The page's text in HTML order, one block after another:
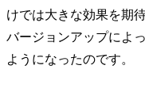
けでは大きな効果を期
バージョンアップによ
ようになったのです。